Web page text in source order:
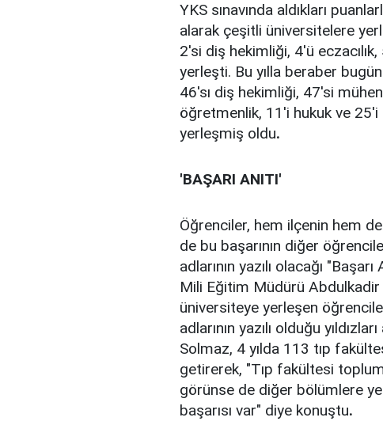
YKS sınavında aldıkları
alarak çeşitli üniversitelere
2'si diş hekimliği, 4'ü
yerleşti. Bu yılla beraber
46'sı diş hekimliği, 47'si
öğretmenlik, 11'i hukuk ve
yerleşmiş oldu.
'BAŞARI ANITI'
Öğrenciler, hem ilçenin hem
de bu başarının diğer
adlarının yazılı olacağı
Mili Eğitim Müdürü
üniversiteye yerleşen
adlarının yazılı olduğu
Solmaz, 4 yılda 113 tıp
getirerek, "Tıp fakültesi
görünse de diğer bölümlere
başarısı var" diye konuştu.